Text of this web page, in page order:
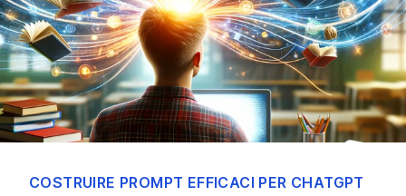
COSTRUIRE PROMPT EFFICACI PER CHATGPT